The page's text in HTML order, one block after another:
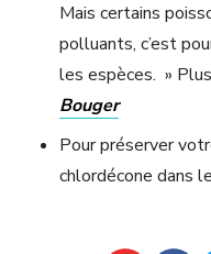
Mais certains
polluants, c’est
les espèces. »
Bouger
Pour préserver
chlordécone dans